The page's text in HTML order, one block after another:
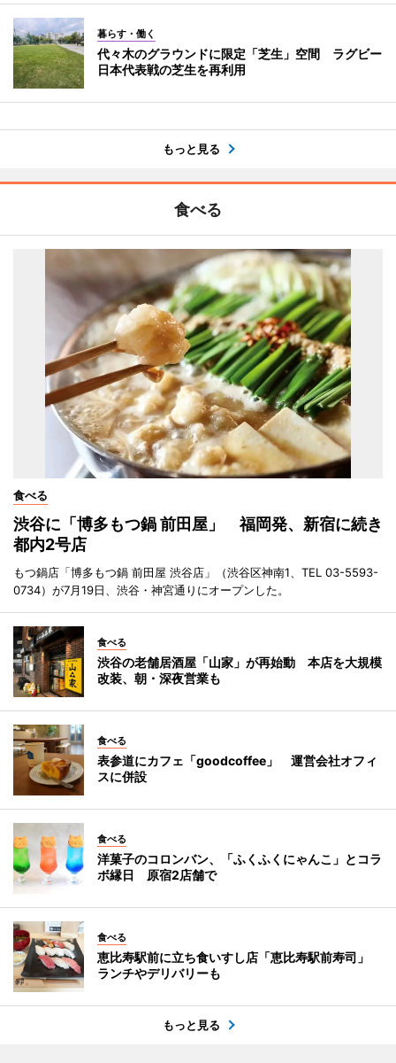
暮らす・働く
代々木のグラウンドに限定「芝生」空間 ラグビー
日本代表戦の芝生を再利用
もっと見る
食べる
食べる
渋谷に「博多もつ鍋 前田屋」 福岡発、新宿に続き
都内2号店
もつ鍋店「博多もつ鍋 前田屋 渋谷店」（渋谷区神南1、TEL 03-5593-
0734）が7月19日、渋谷・神宮通りにオープンした。
食べる
渋谷の老舗居酒屋「山家」が再始動 本店を大規模
改装、朝・深夜営業も
食べる
表参道にカフェ「goodcoffee」 運営会社オフィ
スに併設
食べる
洋菓子のコロンバン、「ふくふくにゃんこ」とコラ
ボ縁日 原宿2店舗で
食べる
恵比寿駅前に立ち食いすし店「恵比寿駅前寿司」
ランチやデリバリーも
もっと見る